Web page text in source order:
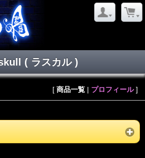
( ラスカル )
[ 商品一覧 | プロフィール]